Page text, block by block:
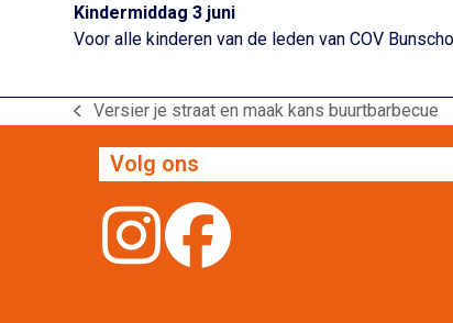
Kindermiddag 3 juni
Voor alle kinderen van de leden van COV
previous
post:
Versier je straat en maak kans buurtbarbecue
Volg ons
Instagram
Facebook